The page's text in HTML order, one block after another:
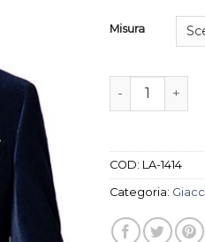
Misura
giacca velluto
COD: LA-1414
Categoria: